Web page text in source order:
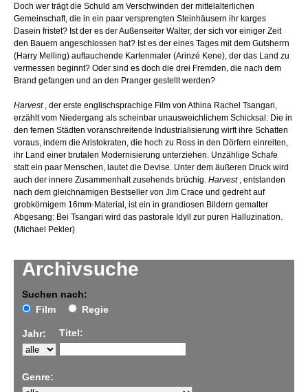
Archivsuche
Suchen nach:
Film
Regie
Jahr: Titel:
Genre:
Doch wer trägt die Schuld am Verschwinden der mittelalterlichen
Gemeinschaft, die in ein paar versprengten Steinhäusern ihr karges
Dasein fristet? Ist der es der Außenseiter Walter, der sich vor einiger Zeit
den Bauern angeschlossen hat? Ist es der eines Tages mit dem Gutsherrn
(Harry Melling) auftauchende Kartenmaler (Arinzé Kene), der das Land zu
vermessen beginnt? Oder sind es doch die drei Fremden, die nach dem
Brand gefangen und an den Pranger gestellt werden?
Harvest, der erste englischsprachige Film von Athina Rachel Tsangari,
erzählt vom Niedergang als scheinbar unausweichlichem Schicksal: Die in
den fernen Städten voranschreitende Industrialisierung wirft ihre Schatten
voraus, indem die Aristokraten, die hoch zu Ross in den Dörfern einreiten,
ihr Land einer brutalen Modernisierung unterziehen. Unzählige Schafe
statt ein paar Menschen, lautet die Devise. Unter dem äußeren Druck wird
auch der innere Zusammenhalt zusehends brüchig. Harvest, entstanden
nach dem gleichnamigen Bestseller von Jim Crace und gedreht auf
grobkörnigem 16mm-Material, ist ein in grandiosen Bildern gemalter
Abgesang: Bei Tsangari wird das pastorale Idyll zur puren Halluzination.
(Michael Pekler)